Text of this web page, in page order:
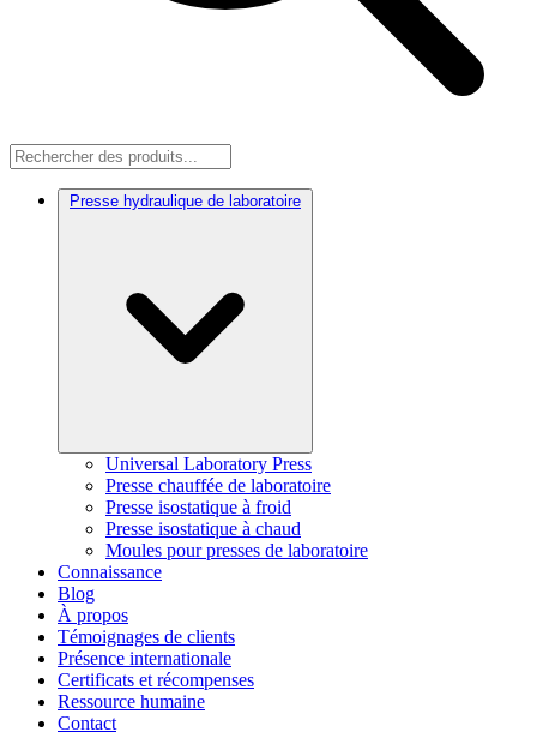
Presse hydraulique de laboratoire
Universal Laboratory Press
Presse chauffée de laboratoire
Presse isostatique à froid
Presse isostatique à chaud
Moules pour presses de laboratoire
Connaissance
Blog
À propos
Témoignages de clients
Présence internationale
Certificats et récompenses
Ressource humaine
Contact